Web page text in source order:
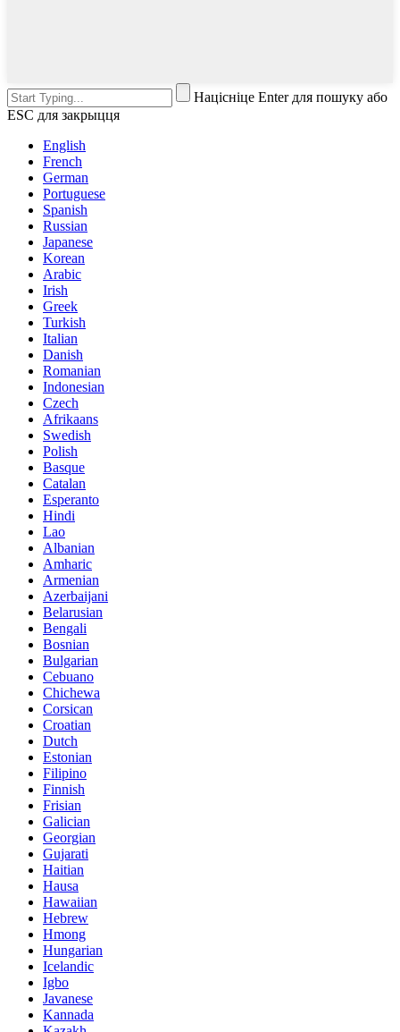
Націсніце Enter для пошуку або
ESC для закрыцця
English
French
German
Portuguese
Spanish
Russian
Japanese
Korean
Arabic
Irish
Greek
Turkish
Italian
Danish
Romanian
Indonesian
Czech
Afrikaans
Swedish
Polish
Basque
Catalan
Esperanto
Hindi
Lao
Albanian
Amharic
Armenian
Azerbaijani
Belarusian
Bengali
Bosnian
Bulgarian
Cebuano
Chichewa
Corsican
Croatian
Dutch
Estonian
Filipino
Finnish
Frisian
Galician
Georgian
Gujarati
Haitian
Hausa
Hawaiian
Hebrew
Hmong
Hungarian
Icelandic
Igbo
Javanese
Kannada